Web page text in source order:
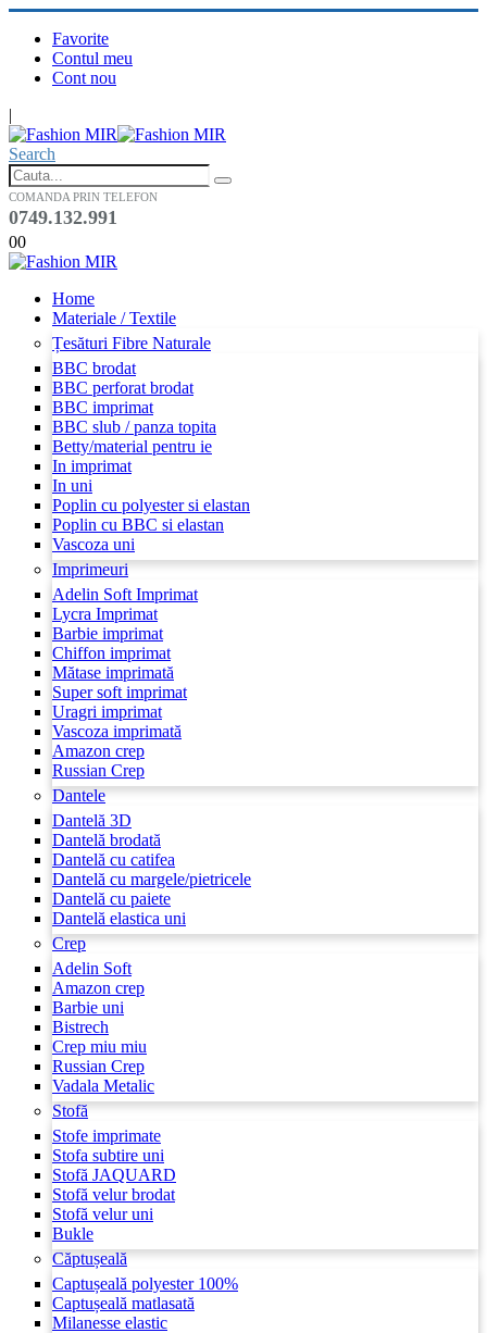
Favorite
Contul meu
Cont nou
|
Search
COMANDA PRIN TELEFON
0749.132.991
00
Home
Materiale / Textile
Țesături Fibre Naturale
BBC brodat
BBC perforat brodat
BBC imprimat
BBC slub / panza topita
Betty/material pentru ie
In imprimat
In uni
Poplin cu polyester si elastan
Poplin cu BBC si elastan
Vascoza uni
Imprimeuri
Adelin Soft Imprimat
Lycra Imprimat
Barbie imprimat
Chiffon imprimat
Mătase imprimată
Super soft imprimat
Uragri imprimat
Vascoza imprimată
Amazon crep
Russian Crep
Dantele
Dantelă 3D
Dantelă brodată
Dantelă cu catifea
Dantelă cu margele/pietricele
Dantelă cu paiete
Dantelă elastica uni
Crep
Adelin Soft
Amazon crep
Barbie uni
Bistrech
Crep miu miu
Russian Crep
Vadala Metalic
Stofă
Stofe imprimate
Stofa subtire uni
Stofă JAQUARD
Stofă velur brodat
Stofă velur uni
Bukle
Căptușeală
Captușeală polyester 100%
Captușeală matlasată
Milanesse elastic